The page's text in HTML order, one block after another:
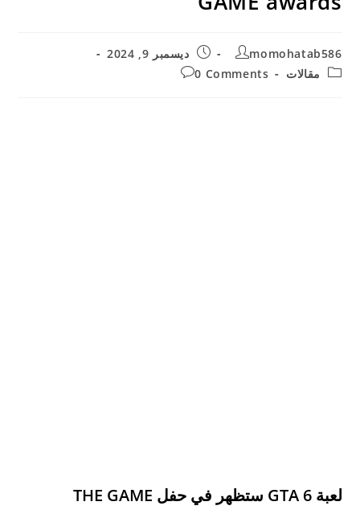
Post
author:
momohatab586
Post
published:
ديسمبر 9, 2024
Postمقالات
Post
0 Comments
لعبة GTA 6 ستظهر في حفل THE GAME